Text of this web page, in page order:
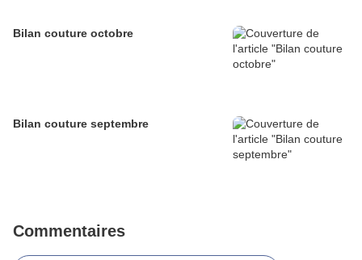
Bilan couture octobre
Bilan couture septembre
Commentaires